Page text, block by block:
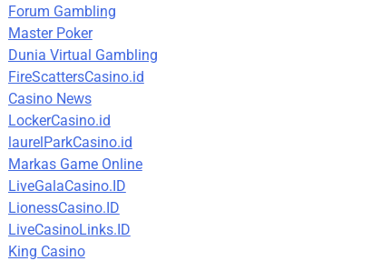
Forum Gambling
Master Poker
Dunia Virtual Gambling
FireScattersCasino.id
Casino News
LockerCasino.id
laurelParkCasino.id
Markas Game Online
LiveGalaCasino.ID
LionessCasino.ID
LiveCasinoLinks.ID
King Casino